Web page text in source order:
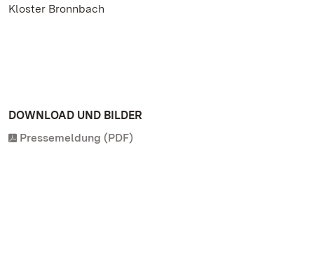
Kloster Bronnbach
DOWNLOAD UND BILDER
Pressemeldung (PDF)